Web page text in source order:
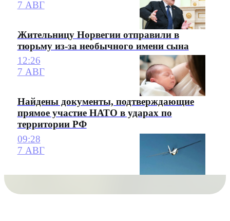
7 АВГ
Жительницу Норвегии отправили в
тюрьму из-за необычного имени сына
12:26
7 АВГ
Найдены документы, подтверждающие
прямое участие НАТО в ударах по
территории РФ
09:28
7 АВГ